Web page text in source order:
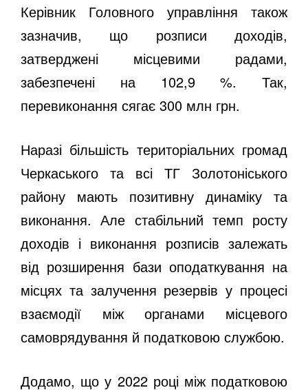
Керівник Головного управління також
зазначив, що розписи доходів,
затверджені місцевими радами,
забезпечені на 102,9 %. Так,
перевиконання сягає 300 млн грн.
Наразі більшість територіальних громад
Черкаського та всі ТГ Золотоніського
району мають позитивну динаміку та
виконання. Але стабільний темп росту
доходів і виконання розписів залежать
від розширення бази оподаткування на
місцях та залучення резервів у процесі
взаємодії між органами місцевого
самоврядування й податковою службою.
Додамо, що у 2022 році між податковою